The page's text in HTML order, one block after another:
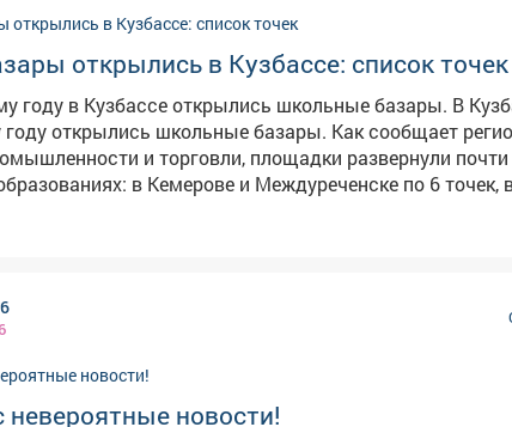
открылись в Кузбассе: список точек
в Кузбассе открылись школьные базары. В Кузбассе к
открылись школьные базары. Как сообщает
и торговли, площадки развернули почти
и Междуреченске по 6 точек, в
локации. На базарах можно купить школьную
продукции представляют местные производители. Полный
невероятные новости!